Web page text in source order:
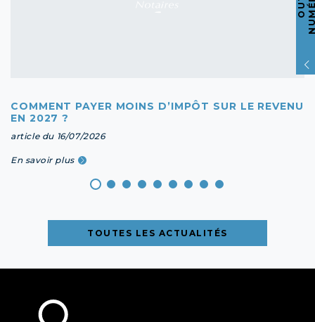
COMMENT PAYER MOINS D’IMPÔT SUR LE REVENU
EN 2027 ?
article du 16/07/2026
En savoir plus
TOUTES LES ACTUALITÉS